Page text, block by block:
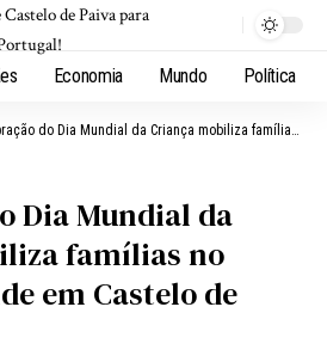
Economia Mundo Política
do Dia Mundial da Criança mobiliza famílias no Largo do Conde em Castelo de Paiva
Dia Mundial da
famílias no
em Castelo de